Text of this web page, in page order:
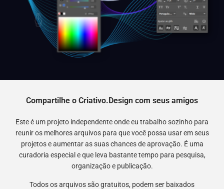
Compartilhe o Criativo.Design com seus amigos
Este é um projeto independente onde eu trabalho sozinho para
reunir os melhores arquivos para que você possa usar em seus
projetos e aumentar as suas chances de aprovação. É uma
curadoria especial e que leva bastante tempo para pesquisa,
organização e publicação.
Todos os arquivos são gratuitos, podem ser baixados